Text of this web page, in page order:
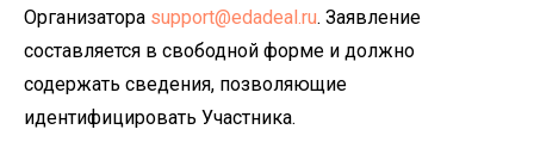
Организатора support@edadeal.ru. Заявление
составляется в свободной форме и должно
содержать сведения, позволяющие
идентифицировать Участника.